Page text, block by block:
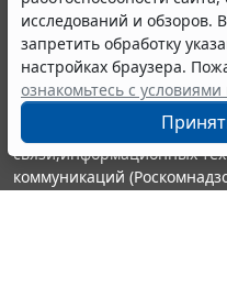
исследований и обзоров.
запретить обработку
настройках браузера.
ознакомьтесь с условиями
© ООО "НПП "ГАРАНТ-
выпускается с 1990 года.
являются участниками
информации ГАРАНТ.
Портал ГАРАНТ.РУ
издания Федеральной
связи,информационных
коммуникаций